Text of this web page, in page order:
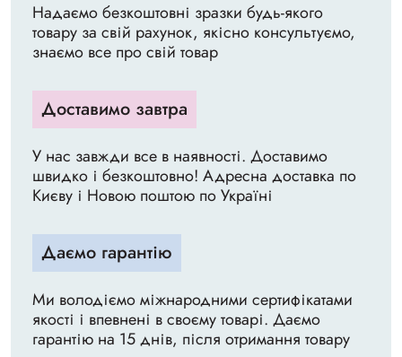
Надаємо безкоштовні зразки будь-якого
товару за свій рахунок, якісно консультуємо,
знаємо все про свій товар
Доставимо завтра
У нас завжди все в наявності. Доставимо
швидко і безкоштовно! Адресна доставка по
Києву і Новою поштою по Україні
Даємо гарантію
Ми володіємо міжнародними сертифікатами
якості і впевнені в своєму товарі. Даємо
гарантію на 15 днів, після отримання товару